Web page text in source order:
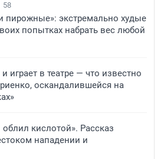
58
пирожные»: экстремально худые
попытках набрать вес любой
играет в театре — что известно
оскандалившейся на
кислотой». Рассказ
нападении и